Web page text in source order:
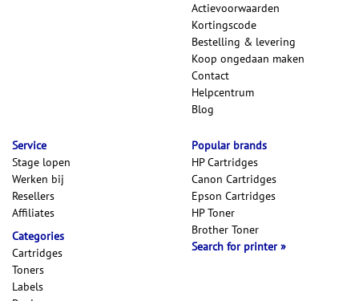
Actievoorwaarden
Kortingscode
Bestelling & levering
Koop ongedaan maken
Contact
Helpcentrum
Blog
Service
Stage lopen
Werken bij
Resellers
Affiliates
Categories
Cartridges
Toners
Labels
Popular brands
HP Cartridges
Canon Cartridges
Epson Cartridges
HP Toner
Brother Toner
Search for printer